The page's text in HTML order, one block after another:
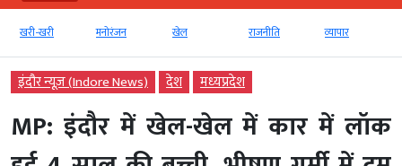
खरी-खरी मनोरंजन खेल राजनीति व्‍यापार
इंदौर न्यूज़ (Indore News) देश मध्‍यप्रदेश
MP: इंदौर में खेल-खेल में कार में लॉक